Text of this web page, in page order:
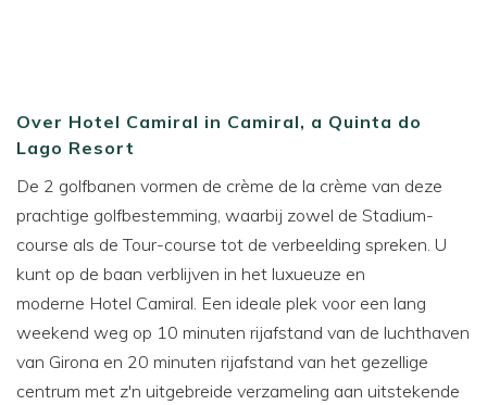
Over Hotel Camiral in Camiral, a Quinta do
Lago Resort
De 2 golfbanen vormen de crème de la crème van deze
prachtige golfbestemming, waarbij zowel de Stadium-
course als de Tour-course tot de verbeelding spreken. U
kunt op de baan verblijven in het luxueuze en
moderne Hotel Camiral. Een ideale plek voor een lang
weekend weg op 10 minuten rijafstand van de luchthaven
van Girona en 20 minuten rijafstand van het gezellige
centrum met z'n uitgebreide verzameling aan uitstekende